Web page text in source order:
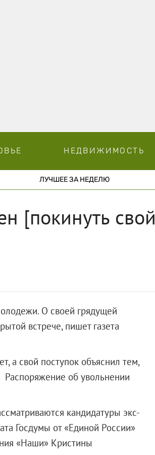
НЕДВИЖИМОСТЬ
ЛУЧШЕЕ ЗА НЕДЕЛЮ
[покинуть свой
О своей грядущей
встрече, пишет газета
а свой поступок объяснил тем,
Распоряжение об увольнении
кандидатуры экс-
Госдумы от «Единой России»
«Наши» Кристины